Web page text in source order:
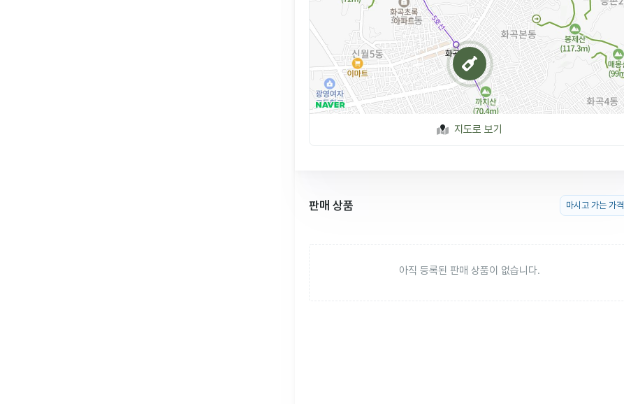
지도로 보기
판매 상품 마시고 가는 가격
아직 등록된 판매 상품이 없습니다.